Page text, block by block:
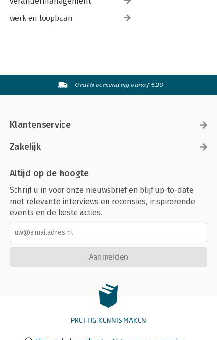
werk en loopbaan
Gratis verzending vanaf €20
Klantenservice
Zakelijk
Altijd op de hoogte
Schrijf u in voor onze nieuwsbrief en blijf up-to-date
met relevante interviews en recensies, inspirerende
events en de beste acties.
Aanmelden
PRETTIG KENNIS MAKEN